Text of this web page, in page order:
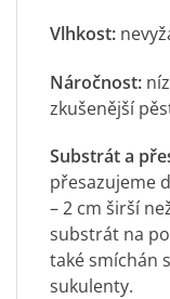
Vlhkost:
Náročnost:
zkušenější
Substrát a
přesazujeme
– 2 cm širší
substrát na
také smíchán
sukulenty.